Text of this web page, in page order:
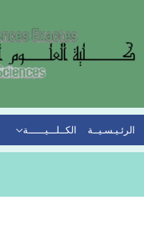
الرئـيـسـيــة الكــلـــيــــــة